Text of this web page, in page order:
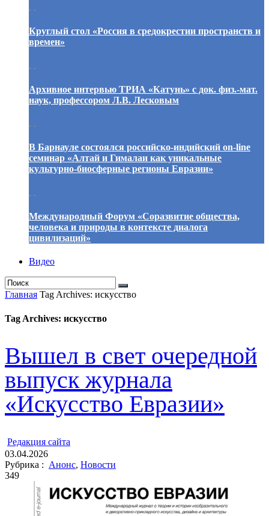
. .
Круглый стол «Россия в средокрестии пространств и
времен»
. .
Архивное интервью ТРИА «Катунь» с док. физ.-мат.
наук, профессором Л.В. Лесковым
. .
В Барнауле состоялся российско-индийский on-line
семинар «Алтай и Гималаи как уникальные
культурно-биосферные регионы Евразии»
. .
Международный Форум «Соразвитие общества,
человека и природы в контексте диалога
цивилизаций»
Видео
Главная Tag Archives: искусство
Tag Archives: искусство
Вышел в свет очередной
выпуск журнала
«Искусство Евразии»
Редакция cайта
03.04.2026
Рубрика : Анонс, Новости
349